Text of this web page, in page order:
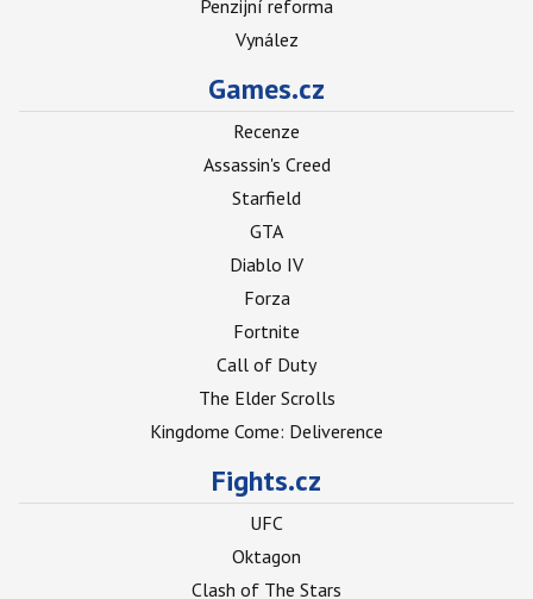
Penzijní reforma
Vynález
Games.cz
Recenze
Assassin's Creed
Starfield
GTA
Diablo IV
Forza
Fortnite
Call of Duty
The Elder Scrolls
Kingdome Come: Deliverence
Fights.cz
UFC
Oktagon
Clash of The Stars